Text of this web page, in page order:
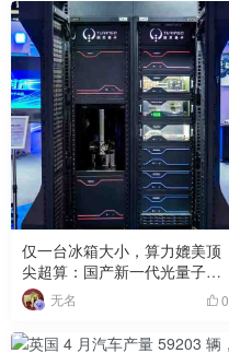
仅一台冰箱大小，算力媲美顶
尖超算：国产新一代光量子计
算机首秀
无名 0